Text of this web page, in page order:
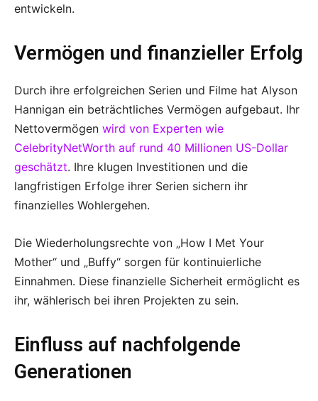
entwickeln.
Vermögen und finanzieller Erfolg
Durch ihre erfolgreichen Serien und Filme hat Alyson
Hannigan ein beträchtliches Vermögen aufgebaut. Ihr
Nettovermögen wird von Experten wie
CelebrityNetWorth auf rund 40 Millionen US-Dollar
geschätzt. Ihre klugen Investitionen und die
langfristigen Erfolge ihrer Serien sichern ihr
finanzielles Wohlergehen.
Die Wiederholungsrechte von „How I Met Your
Mother“ und „Buffy“ sorgen für kontinuierliche
Einnahmen. Diese finanzielle Sicherheit ermöglicht es
ihr, wählerisch bei ihren Projekten zu sein.
Einfluss auf nachfolgende
Generationen